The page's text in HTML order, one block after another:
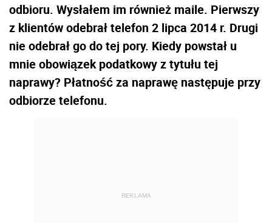
odbioru. Wysłałem im również maile. Pierwszy
z klientów odebrał telefon 2 lipca 2014 r. Drugi
nie odebrał go do tej pory. Kiedy powstał u
mnie obowiązek podatkowy z tytułu tej
naprawy? Płatność za naprawę następuje przy
odbiorze telefonu.
REKLAMA